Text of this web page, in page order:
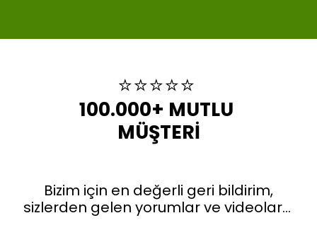
⭐️⭐️⭐️⭐️⭐️
100.000+ MUTLU
MÜŞTERİ
Bizim için en değerli geri bildirim,
sizlerden gelen yorumlar ve videolar…